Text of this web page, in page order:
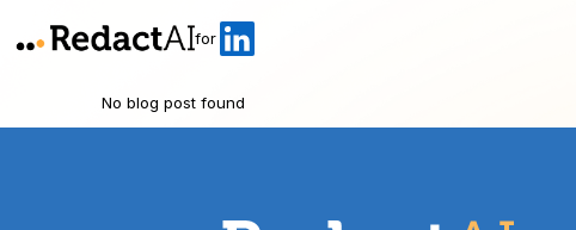
for
No blog post found